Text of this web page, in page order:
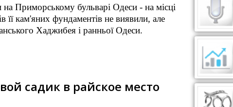
на Приморському бульварі Одеси - на місці
кам'яних фундаментів не виявили, але
Хаджибея і ранньої Одеси.
садик в райское место